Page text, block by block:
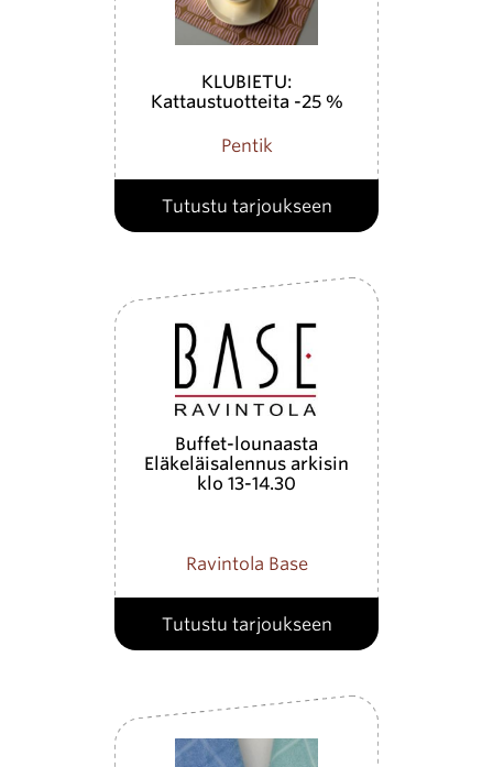
KLUBIETU:
Kattaustuotteita -25 %
Pentik
Tutustu tarjoukseen
Buffet-lounaasta
Eläkeläisalennus arkisin
klo 13-14.30
Ravintola Base
Tutustu tarjoukseen